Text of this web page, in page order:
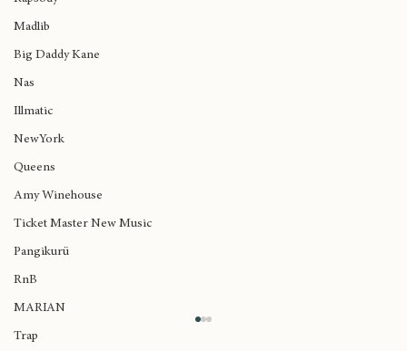
Rapsody
Madlib
Big Daddy Kane
Nas
Illmatic
NewYork
Queens
Amy Winehouse
Ticket Master New Music
Pangikurü
RnB
MARIAN